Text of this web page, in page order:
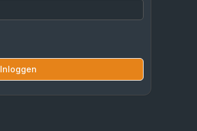
Inloggen